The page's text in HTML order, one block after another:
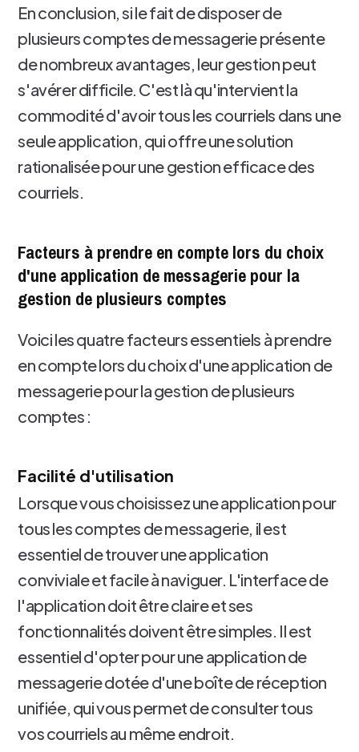
En conclusion, si le fait de disposer de
plusieurs comptes de messagerie présente
de nombreux avantages, leur gestion peut
s'avérer difficile. C'est là qu'intervient la
commodité d'avoir tous les courriels dans une
seule application, qui offre une solution
rationalisée pour une gestion efficace des
courriels.
Facteurs à prendre en compte lors du choix
d'une application de messagerie pour la
gestion de plusieurs comptes
Voici les quatre facteurs essentiels à prendre
en compte lors du choix d'une application de
messagerie pour la gestion de plusieurs
comptes :
Facilité d'utilisation
Lorsque vous choisissez une application pour
tous les comptes de messagerie, il est
essentiel de trouver une application
conviviale et facile à naviguer. L'interface de
l'application doit être claire et ses
fonctionnalités doivent être simples. Il est
essentiel d'opter pour une application de
messagerie dotée d'une boîte de réception
unifiée, qui vous permet de consulter tous
vos courriels au même endroit.